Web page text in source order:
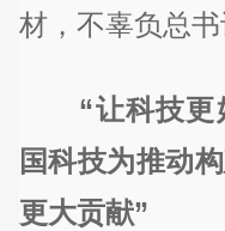
材，不辜负总
“让科技更
国科技为推动
更大贡献”